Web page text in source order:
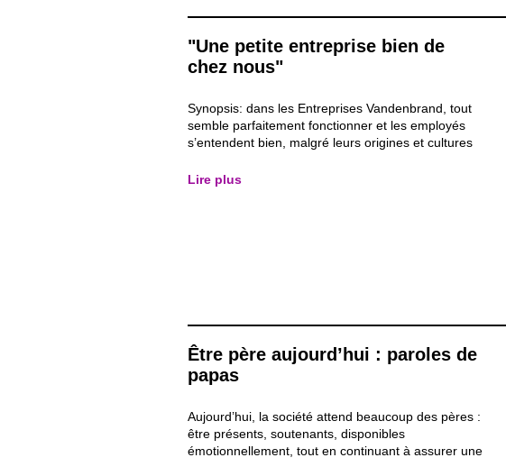
assez...
"Une petite entreprise bien de
chez nous"
Synopsis: dans les Entreprises Vandenbrand, tout
semble parfaitement fonctionner et les employés
s’entendent bien, malgré leurs origines et cultures
pour un entretien d’embauche, on réalise que
Lire plus
Être père aujourd’hui : paroles de
papas
Aujourd’hui, la société attend beaucoup des pères :
être présents, soutenants, disponibles
émotionnellement, tout en continuant à assurer une